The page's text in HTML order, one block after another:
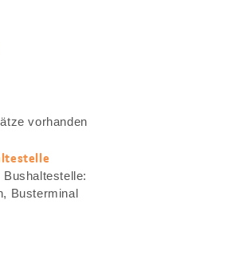
vorhanden
Busterminal